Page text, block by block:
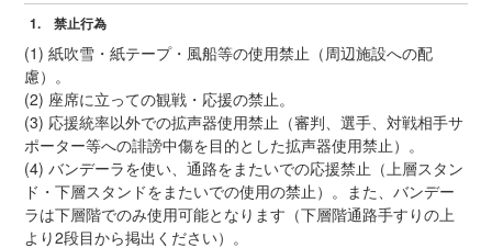
1. 禁止行為
(1) 紙吹雪・紙テープ・風船等の使用禁止（周辺施設への配
慮）。
(2) 座席に立っての観戦・応援の禁止。
(3) 応援統率以外での拡声器使用禁止（審判、選手、対戦相手サ
ポーター等への誹謗中傷を目的とした拡声器使用禁止）。
(4) バンデーラを使い、通路をまたいでの応援禁止（上層スタン
ド・下層スタンドをまたいでの使用の禁止）。また、バンデー
ラは下層階でのみ使用可能となります（下層階通路手すりの上
より2段目から掲出ください）。